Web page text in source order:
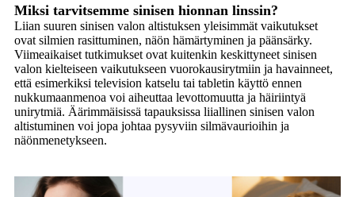
Miksi tarvitsemme sinisen hionnan linssin?
Liian suuren sinisen valon altistuksen yleisimmät vaikutukset
ovat silmien rasittuminen, näön hämärtyminen ja päänsärky.
Viimeaikaiset tutkimukset ovat kuitenkin keskittyneet sinisen
valon kielteiseen vaikutukseen vuorokausirytmiin ja havainneet,
että esimerkiksi television katselu tai tabletin käyttö ennen
nukkumaanmenoa voi aiheuttaa levottomuutta ja häiriintyä
unirytmiä. Äärimmäisissä tapauksissa liiallinen sinisen valon
altistuminen voi jopa johtaa pysyviin silmävaurioihin ja
näönmenetykseen.